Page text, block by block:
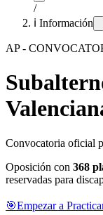
/
ℹ️ Información
AP-
Convocatoria oficial
Oposición con 368
reservadas para
🎯Empezar a